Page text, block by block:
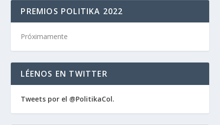
PREMIOS POLITIKA 2022
Próximamente
LÉENOS EN TWITTER
Tweets por el @PolitikaCol.